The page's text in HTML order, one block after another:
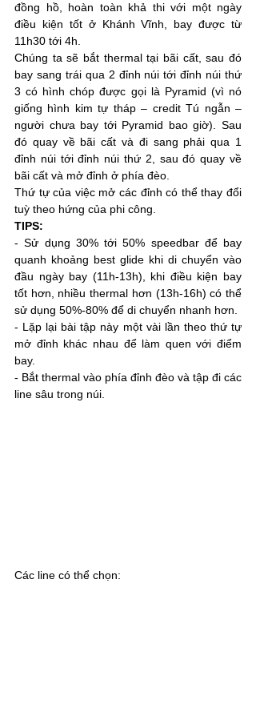
đồng hồ, hoàn toàn khả thi với một ngày
điều kiện tốt ở Khánh Vĩnh, bay được từ
11h30 tới 4h.
Chúng ta sẽ bắt thermal tại bãi cất, sau đó
bay sang trái qua 2 đỉnh núi tới đỉnh núi thứ
3 có hình chóp được gọi là Pyramid (vì nó
giống hình kim tự tháp – credit Tú ngẫn –
người chưa bay tới Pyramid bao giờ). Sau
đó quay về bãi cất và đi sang phải qua 1
đỉnh núi tới đỉnh núi thứ 2, sau đó quay về
bãi cất và mở đỉnh ở phía đèo.
Thứ tự của việc mở các đỉnh có thể thay đổi
tuỳ theo hứng của phi công.
TIPS:
- Sử dụng 30% tới 50% speedbar để bay
quanh khoảng best glide khi di chuyển vào
đầu ngày bay (11h-13h), khi điều kiện bay
tốt hơn, nhiều thermal hơn (13h-16h) có thể
sử dụng 50%-80% để di chuyển nhanh hơn.
- Lặp lại bài tập này một vài lần theo thứ tự
mở đỉnh khác nhau để làm quen với điểm
bay.
- Bắt thermal vào phía đỉnh đèo và tập đi các
line sâu trong núi.
Các line có thể chọn: